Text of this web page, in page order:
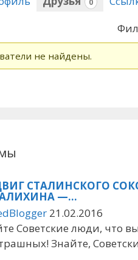
не найдены.
СТАЛИНСКОГО
—…
21.02.2016
Советские люди, что
Знайте,